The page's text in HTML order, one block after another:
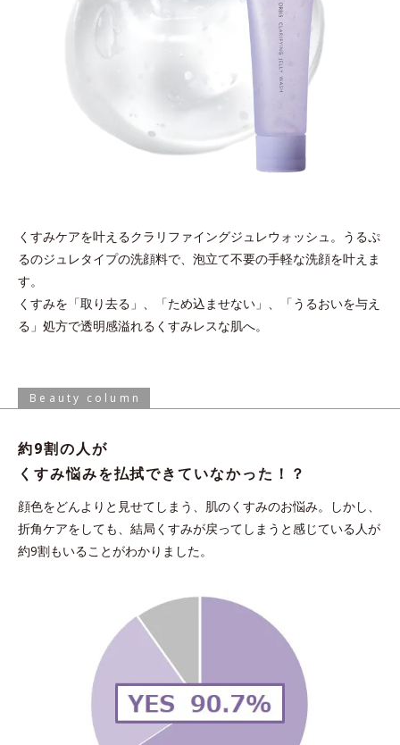
くすみケアを叶えるクラリファイングジュレウォッシュ。
うるぷ
るのジュレタイプの洗顔料で、泡立て不要の手軽な洗顔を叶えま
す。
くすみを「取り去る」、「ため込ませない」、「うるおいを与え
る」処方で透明感溢れるくすみレスな肌へ。
Beauty column
約9割の人が
くすみ悩みを払拭できていなかった！？
顔色をどんよりと見せてしまう、肌のくすみのお悩み。
しかし、
折角ケアをしても、結局くすみが戻ってしまうと感じている人が
約9割もいることがわかりました。